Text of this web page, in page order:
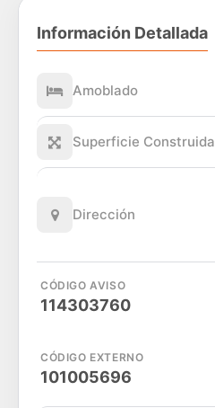
Información Detallada
Amoblado
Superficie Construida
Dirección
CÓDIGO AVISO
114303760
CÓDIGO EXTERNO
101005696